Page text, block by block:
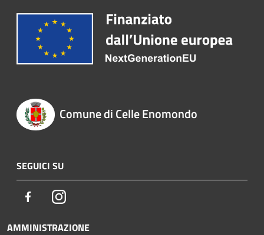
Comune di Celle Enomondo
SEGUICI SU
FacebookInstagram
AMMINISTRAZIONE